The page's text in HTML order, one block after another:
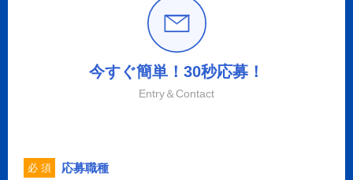
今すぐ簡単！30秒応募！
Entry＆Contact
必 須 応募職種